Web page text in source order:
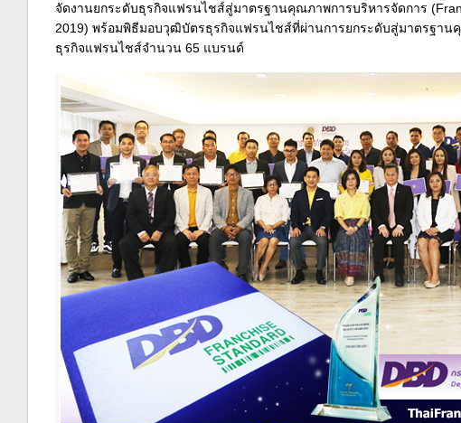
จัดงานยกระดับธุรกิจแฟรนไชส์สู่มาตรฐานคุณภาพการบริหารจัดการ
2019) พร้อมพิธีมอบวุฒิบัตรธุรกิจแฟรนไชส์ที่ผ่านการยกระดับสู่มาตรฐาน
ธุรกิจแฟรนไชส์จำนวน 65 แบรนด์